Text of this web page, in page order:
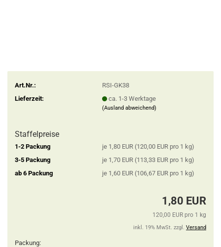
Art.Nr.:
RSI-GK38
Lieferzeit:
ca. 1-3 Werktage
(Ausland abweichend)
Staffelpreise
1-2 Packung
je 1,80 EUR (120,00 EUR pro 1 kg)
3-5 Packung
je 1,70 EUR (113,33 EUR pro 1 kg)
ab 6 Packung
je 1,60 EUR (106,67 EUR pro 1 kg)
1,80 EUR
120,00 EUR pro 1 kg
inkl. 19% MwSt. zzgl. Versand
Packung: